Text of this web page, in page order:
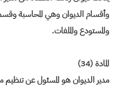
وأقسام الديوان وهي المحاسبة
والمستودع والملفات.
المادة (34)
مدير الديوان هو المسئول عن